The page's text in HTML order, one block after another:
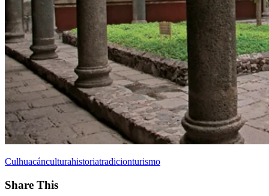
Culhuacánculturahistoriatradicionturismo
Share This